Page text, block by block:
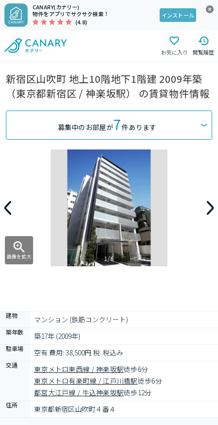
CANARY(カナリー)
物件をアプリでサクサク検索！
(4.8)
インストール
お気に入り 閲覧履歴
新宿区山吹町 地上10階地下1階建 2009年築
（東京都新宿区 / 神楽坂駅） の賃貸物件情報
募集中のお部屋が7件あります
画像を拡大 1/6
建物 マンション (鉄筋コンクリート)
築年数 築17年 (2009年)
駐車場 空有 費用: 38,500円 税: 税込み
交通 東京メトロ東西線 / 神楽坂駅徒歩6分
東京メトロ有楽町線 / 江戸川橋駅徒歩6分
都営大江戸線 / 牛込神楽坂駅徒歩12分
住所 東京都新宿区山吹町４番４